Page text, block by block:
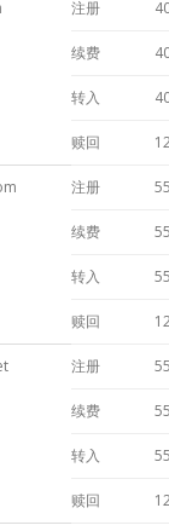
注册
续费
转入
赎回
注册 55
续费 55
转入 55
赎回
注册 55
续费 55
转入 55
赎回